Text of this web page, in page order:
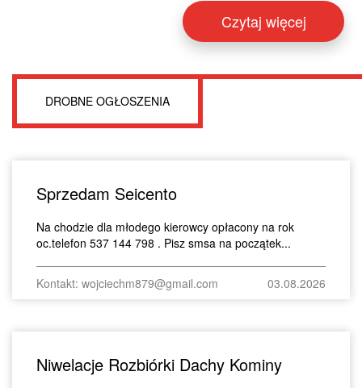
Czytaj więcej
DROBNE OGŁOSZENIA
Sprzedam Seicento
Na chodzie dla młodego kierowcy opłacony na rok
oc.telefon 537 144 798 . Pisz smsa na początek...
Kontakt: wojciechm879@gmail.com 03.08.2026
Niwelacje Rozbiórki Dachy Kominy